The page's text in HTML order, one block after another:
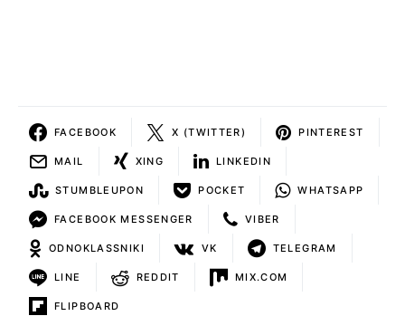
FACEBOOK X (TWITTER) PINTEREST
MAIL XING LINKEDIN
STUMBLEUPON POCKET WHATSAPP
FACEBOOK MESSENGER VIBER
ODNOKLASSNIKI VK TELEGRAM
LINE REDDIT MIX.COM
FLIPBOARD